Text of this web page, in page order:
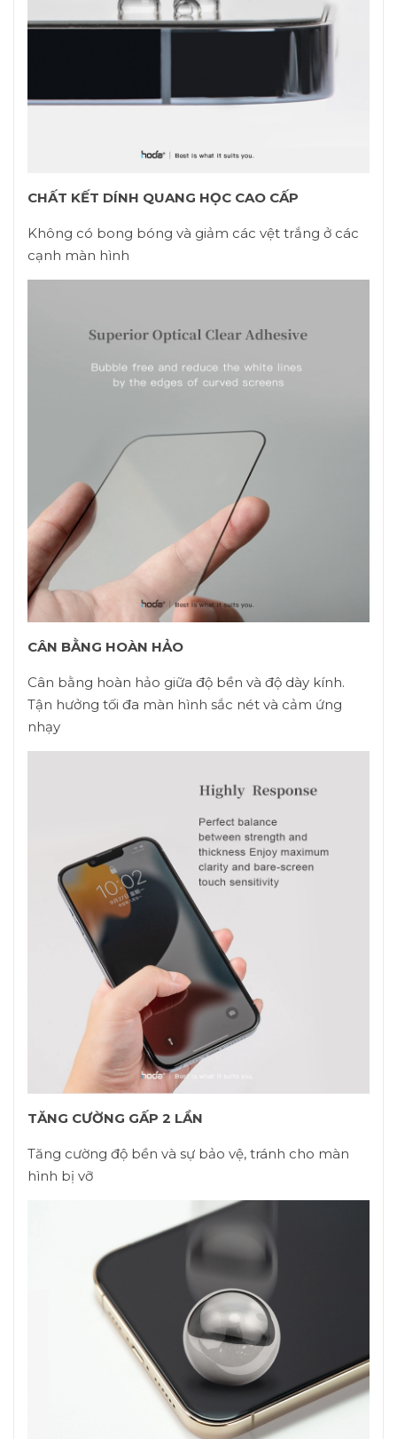
CHẤT KẾT DÍNH QUANG HỌC CAO CẤP
Không có bong bóng và giảm các vệt trắng ở các
cạnh màn hình
CÂN BẰNG HOÀN HẢO
Cân bằng hoàn hảo giữa độ bền và độ dày kính.
Tận hưởng tối đa màn hình sắc nét và cảm ứng
nhạy
TĂNG CƯỜNG GẤP 2 LẦN
Tăng cường độ bền và sự bảo vệ, tránh cho màn
hình bị vỡ